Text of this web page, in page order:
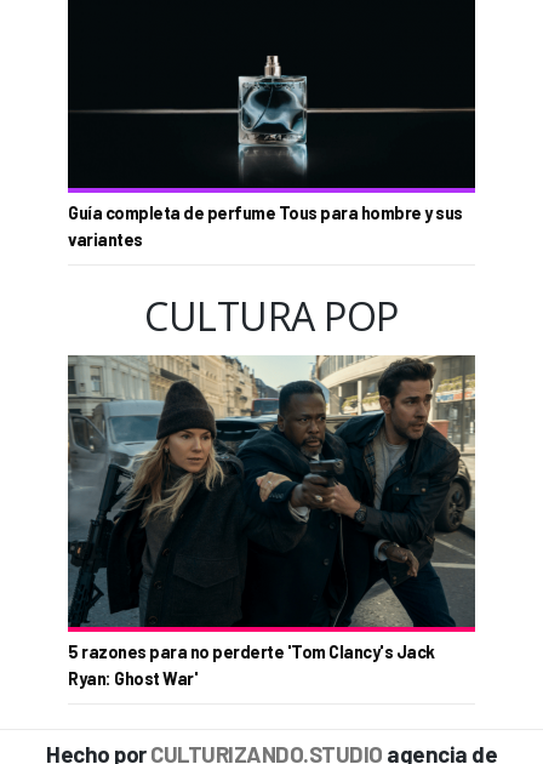
Guía completa de perfume Tous para hombre y sus
variantes
CULTURA POP
5 razones para no perderte 'Tom Clancy's Jack
Ryan: Ghost War'
Hecho porCULTURIZANDO.STUDIO agencia de